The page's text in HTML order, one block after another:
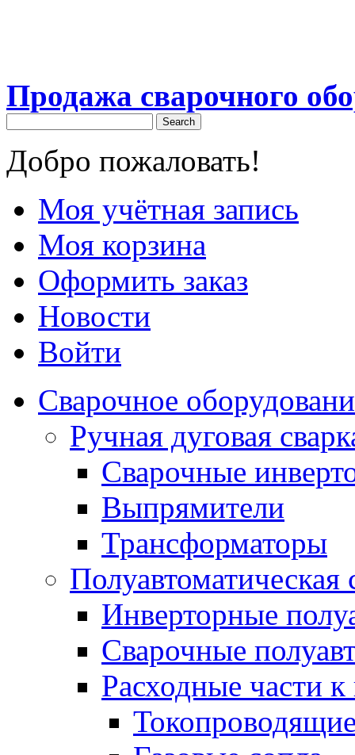
Продажа сварочного
Search
Добро пожаловать!
Моя учётная запись
Моя корзина
Оформить заказ
Новости
Войти
Сварочное
Ручная дуговая
Сварочные
Выпрямители
Трансформаторы
Инверторные
Сварочные
Расходные части